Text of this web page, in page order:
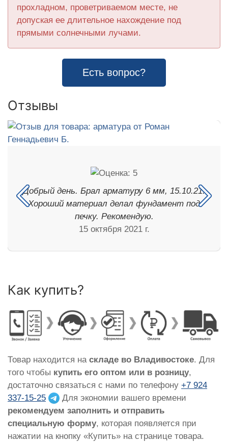
прохладном, проветриваемом месте, не
допуская ее длительное нахождение под
прямыми солнечными лучами.
Есть вопрос?
Отзывы
Добрый день. Брал арматуру 6 мм, 15.10.21.
Хороший материал делал фундамент под
печку. Рекомендую.
15 октября 2021 г.
Как купить?
Товар находится на складе во Владивостоке. Для
того чтобы купить его оптом или в розницу,
достаточно связаться с нами по телефону +7 924
337-15-25
Для экономии вашего времени
рекомендуем заполнить и отправить
специальную форму, которая появляется при
нажатии на кнопку «Купить» на странице товара.